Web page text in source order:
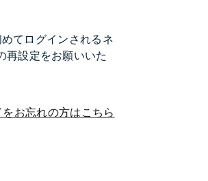
てログインされるネ
再設定をお願いいた
お忘れの方はこちら